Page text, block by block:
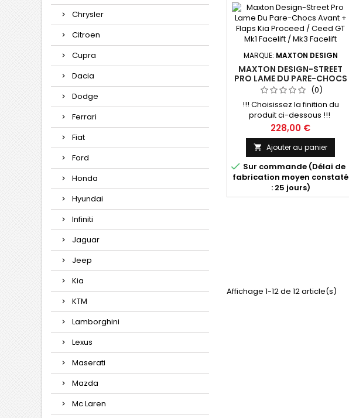
Chrysler
Citroen
Cupra
Dacia
Dodge
Ferrari
Fiat
Ford
Honda
Hyundai
Infiniti
Jaguar
Jeep
Kia
KTM
Lamborghini
Lexus
Maserati
Mazda
Mc Laren
MARQUE: MAXTON DESIGN
MAXTON DESIGN-STREET
PRO LAME DU PARE-CHOCS
AVANT + FLAPS KIA
PROCEED / CEED GT MK1
FACELIFT / MK3 FACELIFT
(0)
!!! Choisissez la finition du
produit ci-dessous !!!
Prix
228,00 €
 Ajouter au panier
 Sur commande (Délai de
fabrication moyen constaté
: 25 jours)
Affichage 1-12 de 12 article(s)